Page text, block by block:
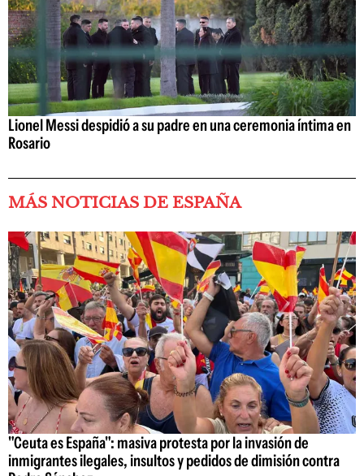
Lionel Messi despidió a su padre en una ceremonia íntima en
Rosario
MÁS NOTICIAS DE ESPAÑA
"Ceuta es España": masiva protesta por la invasión de
inmigrantes ilegales, insultos y pedidos de dimisión contra